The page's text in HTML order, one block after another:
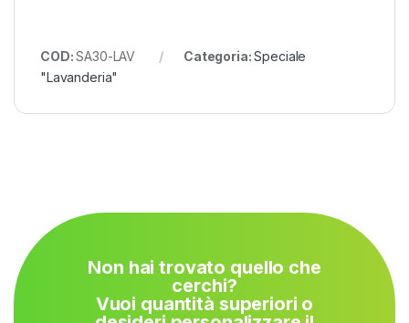
COD:SA30-LAV Categoria:Speciale
"Lavanderia"
Non hai trovato quello che
cerchi?
Vuoi quantità superiori o